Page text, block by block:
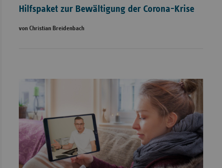
Hilfspaket zur Bewältigung der Corona-Krise
von Christian Breidenbach